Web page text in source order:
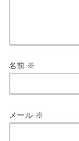
名前 ※
メール ※